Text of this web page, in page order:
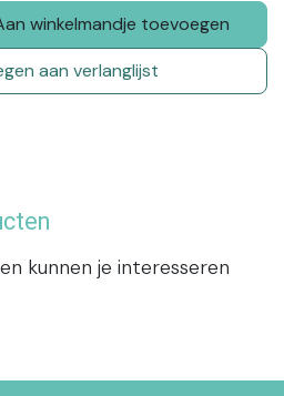
winkelmandje toevoegen
aan verlanglijst
kunnen je interesseren